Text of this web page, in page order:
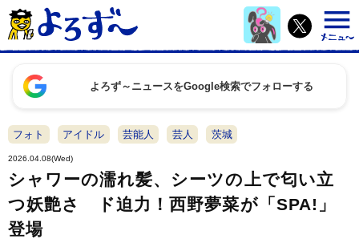
よろず～ニュースをGoogle検索でフォローする
フォト アイドル 芸能人 芸人 茨城
2026.04.08(Wed)
シャワーの濡れ髪、シーツの上で匂い立
つ妖艶さ ド迫力！西野夢菜が「SPA!」
登場